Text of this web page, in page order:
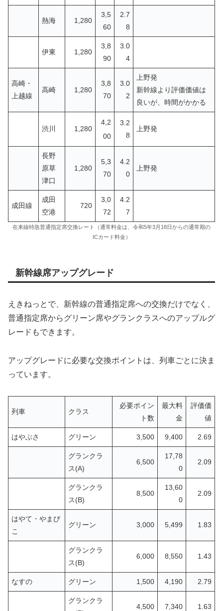
熱海 1,280
3,5
60
2.7
8
伊東 1,280
3,8
90
3.0
4
高崎・
上越線
高崎 1,280
3,8
70
3.0
2
上野発
新幹線より評価価値は
良いが、時間がかかる
渋川 1,280
4,2
00
3.2
8
上野発
長野
原草
津口
1,280
5,3
70
4.2
0
上野発
成田線
成田
空港
720
3,0
72
4.2
7
在来線特急普通指定席交換レート（通常料金は、令和5年3月18日からの通常期の
ICカード料金）
新幹線席アップグレード
えきねっとで、新幹線の普通指定席への交換だけでなく、
普通指定席からグリーン席やグランクラスへのアップルグ
レードもできます。
アップグレードに必要な交換ポイントは、列車ごとに決ま
っています。
列車 クラス
必要ポイン
ト数
最大料
金
評価価
値
はやぶさ グリーン 3,500 9,400 2.69
グランクラ
ス(A)
6,500
17,78
0
2.09
グランクラ
ス(B)
8,500
13,60
0
2.09
はやて・やまび
こ
グリーン 3,000 5,499 1.83
グランクラ
ス(B)
6,000 8,550 1.43
なすの グリーン 1,500 4,190 2.79
グランクラ
4,500 7,340 1.63